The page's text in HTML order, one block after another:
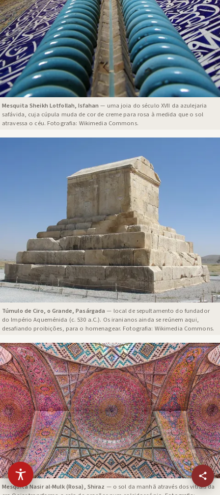
Mesquita Sheikh Lotfollah, Isfahan — uma joia do século XVII da azulejaria
safávida, cuja cúpula muda de cor de creme para rosa à medida que o sol
atravessa o céu. Fotografia: Wikimedia Commons.
Túmulo de Ciro, o Grande, Pasárgada — local de sepultamento do fundador
do Império Aqueménida (c. 530 a.C.). Os iranianos ainda se reúnem aqui,
desafiando proibições, para o homenagear. Fotografia: Wikimedia Commons.
Mesquita Nasir al-Mulk (Rosa), Shiraz — o sol da manhã através dos vitrais da